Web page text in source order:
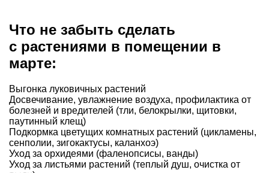
Что не забыть сделать
с растениями в помещении в
марте:
Выгонка луковичных растений
Досвечивание, увлажнение воздуха, профилактика от
болезней и вредителей (тли, белокрылки, щитовки,
паутинный клещ)
Подкормка цветущих комнатных растений (цикламены,
сенполии, зигокактусы, каланхоэ)
Уход за орхидеями (фаленопсисы, ванды)
Уход за листьями растений (теплый душ, очистка от